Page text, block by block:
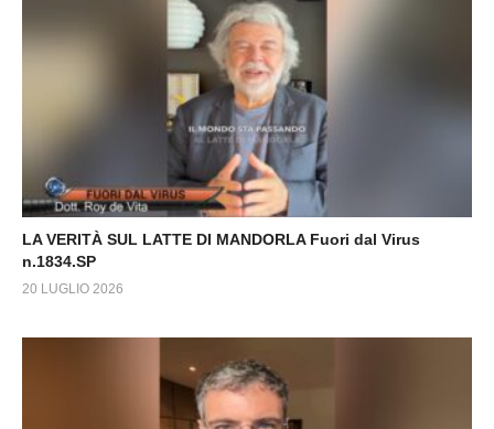
LA VERITÀ SUL LATTE DI MANDORLA Fuori dal Virus
n.1834.SP
20 LUGLIO 2026